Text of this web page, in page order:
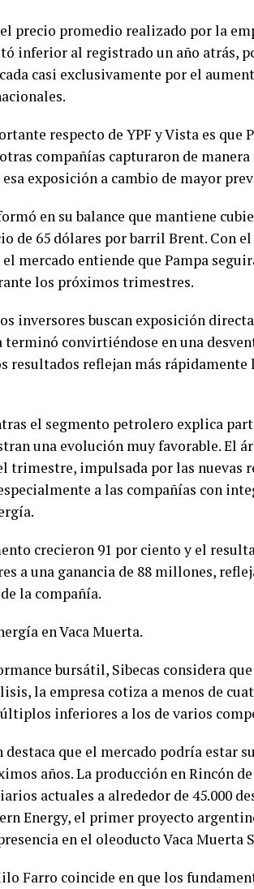
precio promedio realizado por la
inferior al registrado un año atrás,
casi exclusivamente por el
respecto de YPF y Vista es que
compañías capturaron de
exposición a cambio de mayor
en su balance que mantiene
de 65 dólares por barril Brent. Con
el mercado entiende que Pampa
los próximos trimestres.
inversores buscan exposición
terminó convirtiéndose en una
resultados reflejan más
el segmento petrolero explica
una evolución muy favorable. El
trimestre, impulsada por las nuevas
a las compañías con
crecieron 91 por ciento y el
a una ganancia de 88 millones,
la compañía.
en Vaca Muerta.
bursátil, Sibecas considera
la empresa cotiza a menos de
inferiores a los de varios
que el mercado podría estar
años. La producción en Rincón
actuales a alrededor de 45.000
Energy, el primer proyecto
en el oleoducto Vaca Muerta
Farro coincide en que los